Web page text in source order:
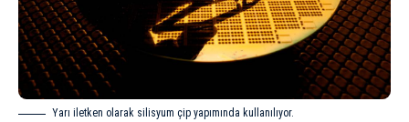
Yarı iletken olarak silisyum çip yapımında kullanılıyor.